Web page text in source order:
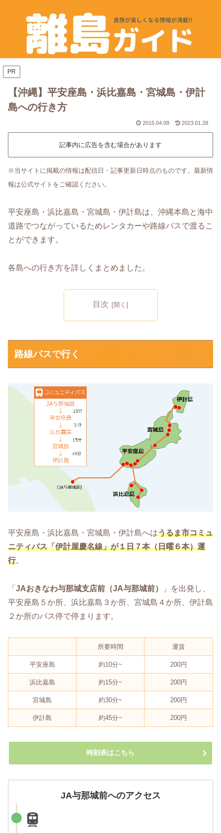
PR
【沖縄】平安座島・浜比嘉島・宮城島・伊計
島への行き方
2015.04.09 2023.01.28
記事内に広告を含む場合があります
※当サイトに掲載の情報は配信日・記事更新日時点のものです。最新情
報は公式サイトをご確認ください。
平安座島・浜比嘉島・宮城島・伊計島は、沖縄本島と海中
道路でつながっているためレンタカーや路線バスで渡るこ
とができます。
各島への行き方を詳しくまとめました。
目次
路線バスで行く
平安座島・浜比嘉島・宮城島・伊計島へはうるま市コミュ
ニティバス「伊計屋慶名線」が１日７本（日曜６本）運
行。
「 JAおきなわ与那城支店前（JA与那城前）
」を出発し、
平安座島５か所、浜比嘉島３か所、宮城島４か所、伊計島
２か所のバス停で停まります。
所要時間 運賃
平安座島 約10分~ 200円
浜比嘉島 約15分~ 200円
宮城島 約30分~ 200円
伊計島 約45分~ 200円
時刻表はこちら
JA与那城前へのアクセス